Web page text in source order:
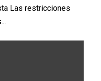
Las restricciones